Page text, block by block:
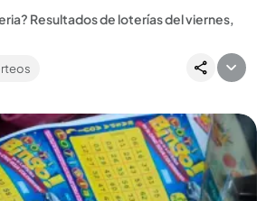
Resultados de loterías del viernes,
Santander, además de MiLoto y